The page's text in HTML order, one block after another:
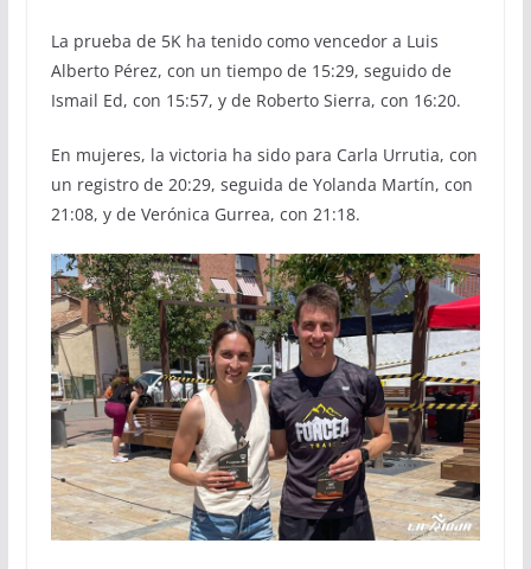
La prueba de 5K ha tenido como vencedor a Luis
Alberto Pérez, con un tiempo de 15:29, seguido de
Ismail Ed, con 15:57, y de Roberto Sierra, con 16:20.
En mujeres, la victoria ha sido para Carla Urrutia, con
un registro de 20:29, seguida de Yolanda Martín, con
21:08, y de Verónica Gurrea, con 21:18.